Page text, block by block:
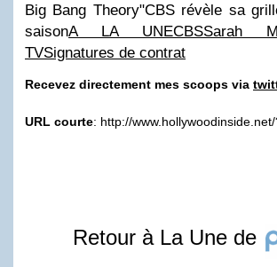
Big Bang Theory"CBS révèle sa
saisonA LA UNECBSSarah
TVSignatures de contrat
Recevez directement mes scoops via
URL courte: http://
Retour à La Une de